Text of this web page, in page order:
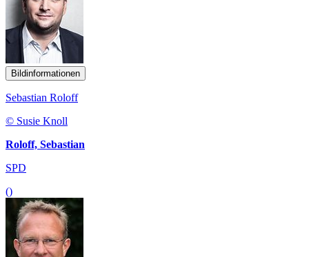
Bildinformationen
Sebastian Roloff
© Susie Knoll
Roloff, Sebastian
SPD
()